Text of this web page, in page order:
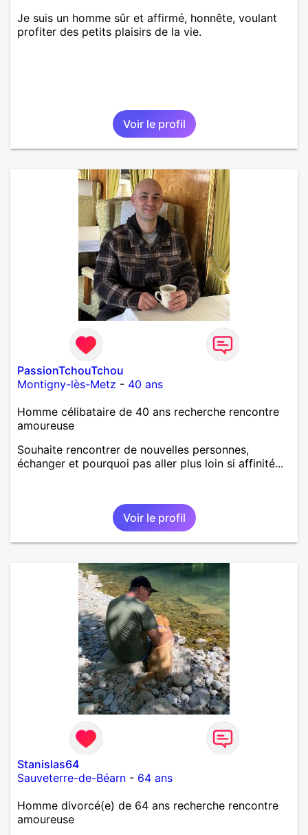
Je suis un homme sûr et affirmé, honnête, voulant
profiter des petits plaisirs de la vie.
Voir le profil
PassionTchouTchou
Montigny-lès-Metz - 40 ans
Homme célibataire de 40 ans recherche rencontre
amoureuse
Souhaite rencontrer de nouvelles personnes,
échanger et pourquoi pas aller plus loin si affinité...
Voir le profil
Stanislas64
Sauveterre-de-Béarn - 64 ans
Homme divorcé(e) de 64 ans recherche rencontre
amoureuse